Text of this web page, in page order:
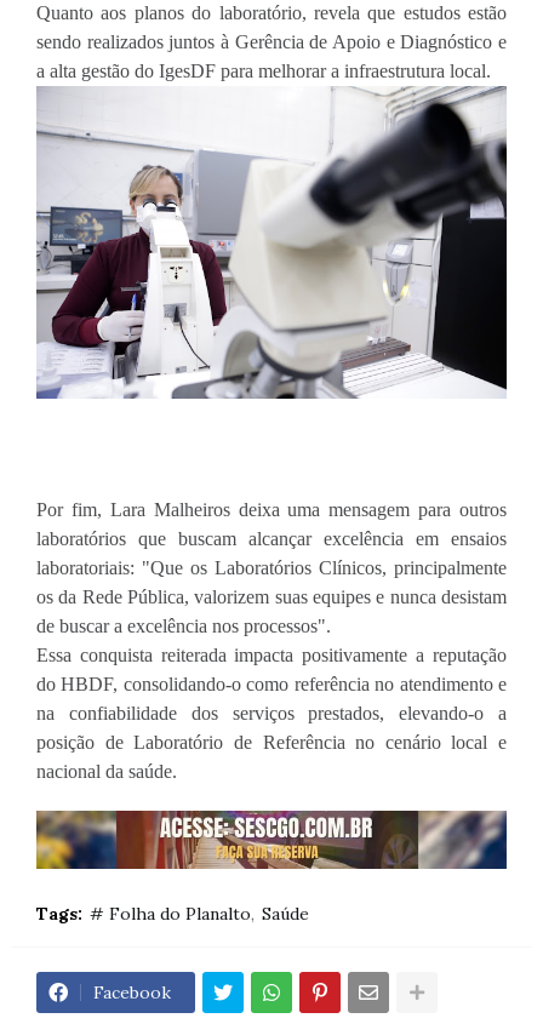
Quanto aos planos do laboratório, revela que estudos estão
sendo realizados juntos à Gerência de Apoio e Diagnóstico e
a alta gestão do IgesDF para melhorar a infraestrutura local.
Por fim, Lara Malheiros deixa uma mensagem para outros
laboratórios que buscam alcançar excelência em ensaios
laboratoriais: "Que os Laboratórios Clínicos, principalmente
os da Rede Pública, valorizem suas equipes e nunca desistam
de buscar a excelência nos processos".
Essa conquista reiterada impacta positivamente a reputação
do HBDF, consolidando-o como referência no atendimento e
na confiabilidade dos serviços prestados, elevando-o a
posição de Laboratório de Referência no cenário local e
nacional da saúde.
Tags: # Folha do Planalto Saúde
Facebook